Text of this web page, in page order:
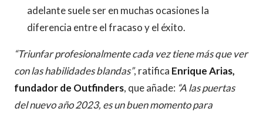
adelante suele ser en muchas ocasiones la
diferencia entre el fracaso y el éxito.
“Triunfar profesionalmente cada vez tiene más que ver
con las habilidades blandas”, ratifica Enrique Arias,
fundador de Outfinders, que añade: “A las puertas
del nuevo año 2023, es un buen momento para